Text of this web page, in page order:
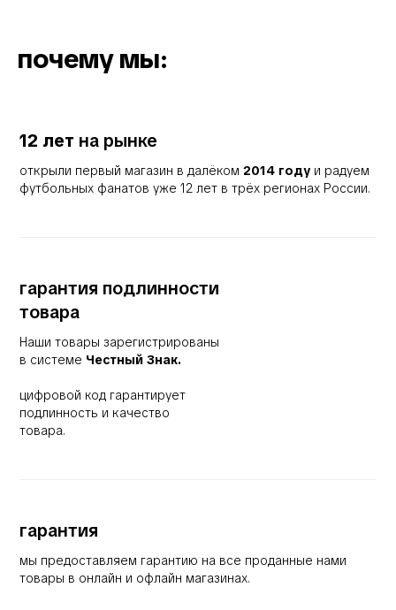
почему мы:
12 лет на рынке
открыли первый магазин в далёком2014 году и радуем
футбольных фанатов уже 12 лет в трёх регионах России.
гарантия подлинности
товара
Наши товары зарегистрированы
в системе Честный Знак.
цифровой код гарантирует
подлинность и качество
товара.
гарантия
мы предоставляем гарантию на все проданные нами
товары в онлайн и офлайн магазинах.